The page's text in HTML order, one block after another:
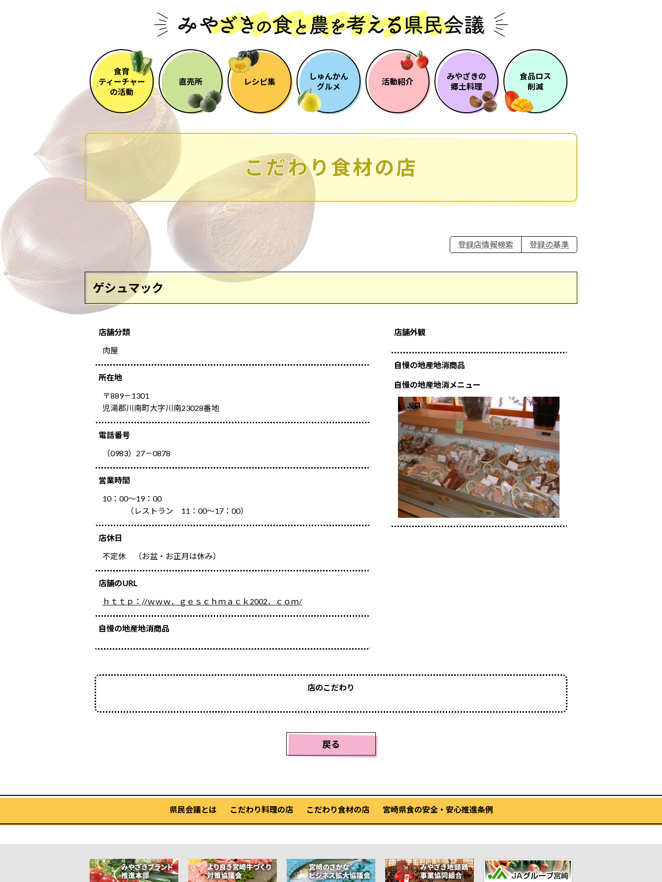
食育
ティーチャー
の活動
直売所 レシピ集
しゅんかん
グルメ
活動紹介
みやざきの
郷土料理
食品ロス
削減
こだわり食材の店
登録店情報検索 登録の基準
ゲシュマック
店舗分類
肉屋
所在地
〒889－1301
児湯郡川南町大字川南23028番地
電話番号
（0983）27－0878
営業時間
10：00～19：00
（レストラン 11：00～17：00）
店休日
不定休 （お盆・お正月は休み）
店舗のURL
ｈｔｔｐ：//ｗｗｗ．ｇｅｓｃｈｍａｃｋ2002．ｃｏｍ/
自慢の地産地消商品
店舗外観
自慢の地産地消商品
自慢の地産地消メニュー
店のこだわり
戻る
県民会議とは こだわり料理の店 こだわり食材の店 宮崎県食の安全・安心推進条例